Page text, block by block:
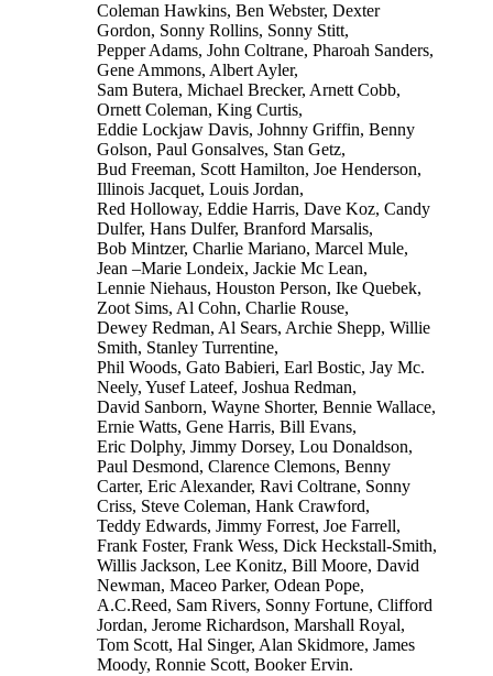
Coleman Hawkins, Ben Webster, Dexter
Gordon, Sonny Rollins, Sonny Stitt,
Pepper Adams, John Coltrane, Pharoah Sanders,
Gene Ammons, Albert Ayler,
Sam Butera, Michael Brecker, Arnett Cobb,
Ornett Coleman, King Curtis,
Eddie Lockjaw Davis, Johnny Griffin, Benny
Golson, Paul Gonsalves, Stan Getz,
Bud Freeman, Scott Hamilton, Joe Henderson,
Illinois Jacquet, Louis Jordan,
Red Holloway, Eddie Harris, Dave Koz, Candy
Dulfer, Hans Dulfer, Branford Marsalis,
Bob Mintzer, Charlie Mariano, Marcel Mule,
Jean –Marie Londeix, Jackie Mc Lean,
Lennie Niehaus, Houston Person, Ike Quebek,
Zoot Sims, Al Cohn, Charlie Rouse,
Dewey Redman, Al Sears, Archie Shepp, Willie
Smith, Stanley Turrentine,
Phil Woods, Gato Babieri, Earl Bostic, Jay Mc.
Neely, Yusef Lateef, Joshua Redman,
David Sanborn, Wayne Shorter, Bennie Wallace,
Ernie Watts, Gene Harris, Bill Evans,
Eric Dolphy, Jimmy Dorsey, Lou Donaldson,
Paul Desmond, Clarence Clemons, Benny
Carter, Eric Alexander, Ravi Coltrane, Sonny
Criss, Steve Coleman, Hank Crawford,
Teddy Edwards, Jimmy Forrest, Joe Farrell,
Frank Foster, Frank Wess, Dick Heckstall-Smith,
Willis Jackson, Lee Konitz, Bill Moore, David
Newman, Maceo Parker, Odean Pope,
A.C.Reed, Sam Rivers, Sonny Fortune, Clifford
Jordan, Jerome Richardson, Marshall Royal,
Tom Scott, Hal Singer, Alan Skidmore, James
Moody, Ronnie Scott, Booker Ervin.